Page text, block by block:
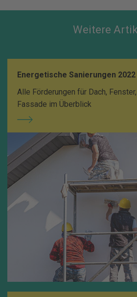
Weitere
Energetische Sanierungen 2022
Alle Förderungen für Dach,
Fassade im Überblick